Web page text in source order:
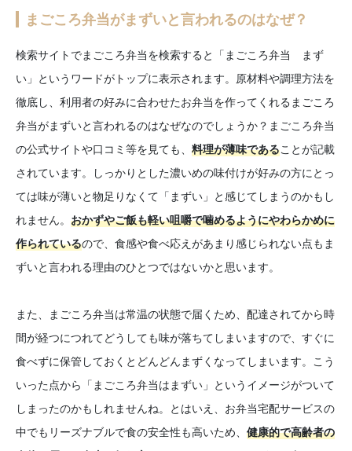
まごころ弁当がまずいと言われるのはなぜ？
検索サイトでまごころ弁当を検索すると「まごころ弁当 まず
い」というワードがトップに表示されます。原材料や調理方法を
徹底し、利用者の好みに合わせたお弁当を作ってくれるまごころ
弁当がまずいと言われるのはなぜなのでしょうか？まごころ弁当
の公式サイトや口コミ等を見ても、 料理が薄味であることが記載
されています。しっかりとした濃いめの味付けが好みの方にとっ
ては味が薄いと物足りなくて「まずい」と感じてしまうのかもし
れません。 おかずやご飯も軽い咀嚼で噛めるようにやわらかめに
作られているので、食感や食べ応えがあまり感じられない点もま
ずいと言われる理由のひとつではないかと思います。
また、まごころ弁当は常温の状態で届くため、配達されてから時
間が経つにつれてどうしても味が落ちてしまいますので、すぐに
食べずに保管しておくとどんどんまずくなってしまいます。こう
いった点から「まごころ弁当はまずい」というイメージがついて
しまったのかもしれませんね。とはいえ、お弁当宅配サービスの
中でもリーズナブルで食の安全性も高いため、 健康的で高齢者の